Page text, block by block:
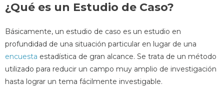
¿Qué es un Estudio de Caso?
Básicamente, un estudio de caso es un estudio en
profundidad de una situación particular en lugar de una
encuesta estadística de gran alcance. Se trata de un método
utilizado para reducir un campo muy amplio de investigación
hasta lograr un tema fácilmente investigable.